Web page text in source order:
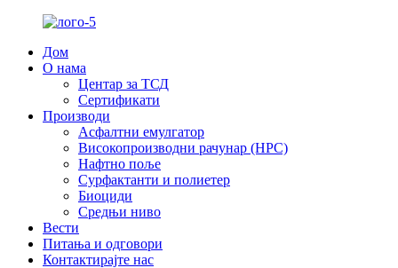
Дом
О нама
Центар за ТСД
Сертификати
Производи
Асфалтни емулгатор
Високопроизводни рачунар (HPC)
Нафтно поље
Сурфактанти и полиетер
Биоциди
Средњи ниво
Вести
Питања и одговори
Контактирајте нас